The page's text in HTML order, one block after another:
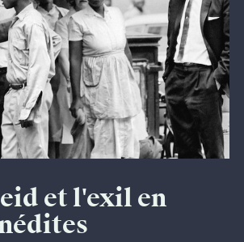
et l'exil en